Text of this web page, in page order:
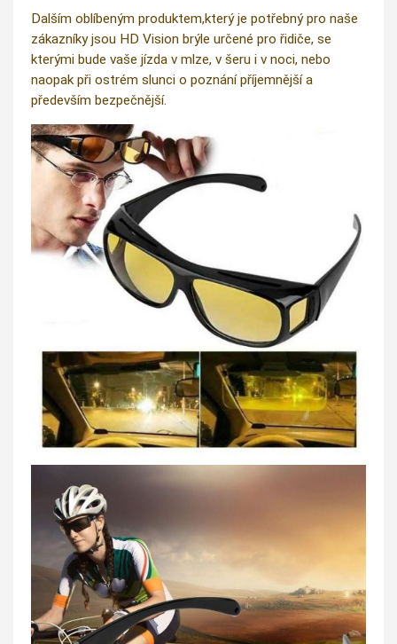
Dalším oblíbeným produktem,který je potřebný pro naše
zákazníky jsou HD Vision brýle určené pro řidiče, se
kterými bude vaše jízda v mlze, v šeru i v noci, nebo
naopak při ostrém slunci o poznání příjemnější a
především bezpečnější.